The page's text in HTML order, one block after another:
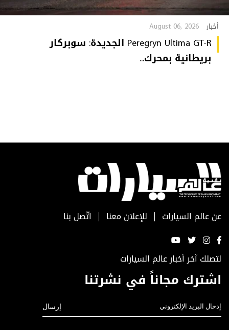
أخبار August 06, 2026
Peregryn Ultima GT-R الجديدة: سوبركار
بريطانية بمحرك...
عن عالم السيارات للإعلان معنا اتّصل بنا
لتصلك آخر أخبار عالم السيارات
اشترك مجاناً في نشرتنا